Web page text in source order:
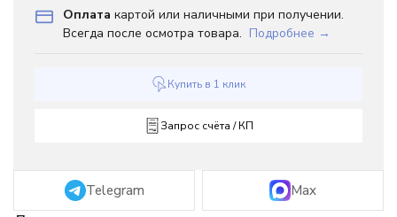
Оплата картой или наличными при получении.
Всегда после осмотра товара. Подробнее →
Купить в 1 клик
Запрос счёта / КП
Telegram Max